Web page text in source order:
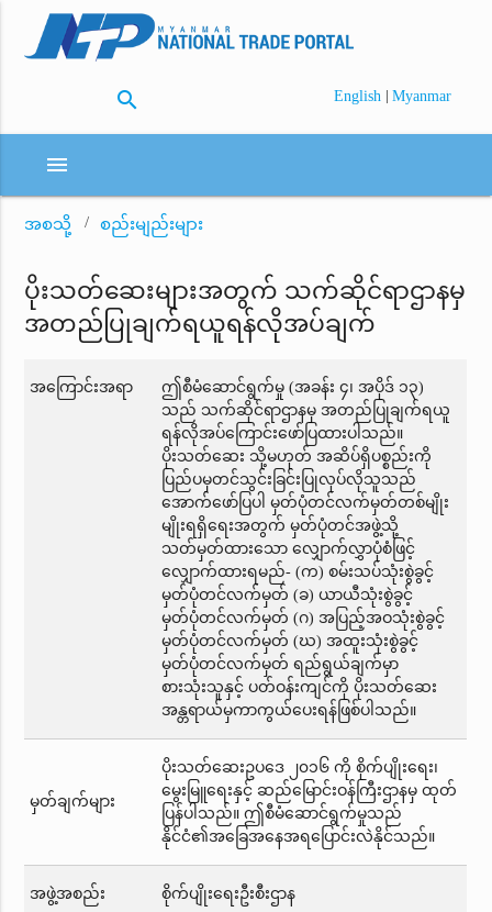
search English | Myanmar
menu
အစသို့ စည်းမျည်းများ
ပိုးသတ်ဆေးများအတွက် သက်ဆိုင်ရာဌာနမှ
အတည်ပြုချက်ရယူရန်လိုအပ်ချက်
အကြောင်းအရာ
ဤစီမံဆောင်ရွက်မှု (အခန်း ၄၊ အပိုဒ် ၁၃)
သည် သက်ဆိုင်ရာဌာနမှ အတည်ပြုချက်ရယူ
ရန်လိုအပ်ကြောင်းဖော်ပြထားပါသည်။
ပိုးသတ်ဆေး သို့မဟုတ် အဆိပ်ရှိပစ္စည်းကို
ပြည်ပမှတင်သွင်းခြင်းပြုလုပ်လိုသူသည်
အောက်ဖော်ပြပါ မှတ်ပုံတင်လက်မှတ်တစ်မျိုး
မျိုးရရှိရေးအတွက် မှတ်ပုံတင်အဖွဲ့သို့
သတ်မှတ်ထားသော လျှောက်လွှာပုံစံဖြင့်
လျှောက်ထားရမည်- (က) စမ်းသပ်သုံးစွဲခွင့်
မှတ်ပုံတင်လက်မှတ် (ခ) ယာယီသုံးစွဲခွင့်
မှတ်ပုံတင်လက်မှတ် (ဂ) အပြည့်အဝသုံးစွဲခွင့်
မှတ်ပုံတင်လက်မှတ် (ဃ) အထူးသုံးစွဲခွင့်
မှတ်ပုံတင်လက်မှတ် ရည်ရွယ်ချက်မှာ
စားသုံးသူနှင့် ပတ်ဝန်းကျင်ကို ပိုးသတ်ဆေး
အန္တရာယ်မှကာကွယ်ပေးရန်ဖြစ်ပါသည်။
မှတ်ချက်များ
ပိုးသတ်ဆေးဥပဒေ ၂၀၁၆ ကို စိုက်ပျိုးရေး၊
မွေးမြူရေးနှင့် ဆည်မြောင်းဝန်ကြီးဌာနမှ ထုတ်
ပြန်ပါသည်။ ဤစီမံဆောင်ရွက်မှုသည်
နိုင်ငံ၏အခြေအနေအရပြောင်းလဲနိုင်သည်။
အဖွဲ့အစည်း စိုက်ပျိုးရေးဦးစီးဌာန